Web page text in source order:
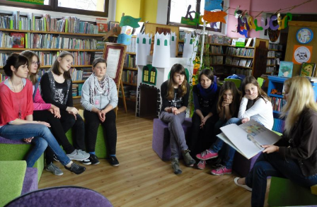
E-INFORMATOR
O NAS
KONTAKT
MOJE KONTO